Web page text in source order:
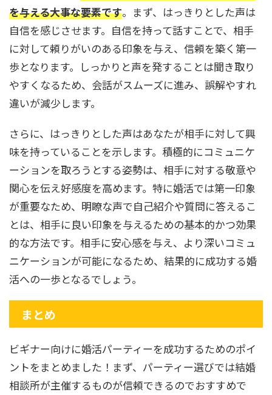
を与える大事な要素です。まず、はっきりとした声は
自信を感じさせます。自信を持って話すことで、相手
に対して頼りがいのある印象を与え、信頼を築く第一
歩となります。しっかりと声を発することは聞き取り
やすくなるため、会話がスムーズに進み、誤解やすれ
違いが減少します。
さらに、はっきりとした声はあなたが相手に対して興
味を持っていることを示します。積極的にコミュニケ
ーションを取ろうとする姿勢は、相手に対する敬意や
関心を伝え好感度を高めます。特に婚活では第一印象
が重要なため、明瞭な声で自己紹介や質問に答えるこ
とは、相手に良い印象を与えるための基本的かつ効果
的な方法です。相手に安心感を与え、より深いコミュ
ニケーションが可能になるため、結果的に成功する婚
活への一歩となるでしょう。
まとめ
ビギナー向けに婚活パーティーを成功するためのポイ
ントをまとめました！まず、パーティー選びでは結婚
相談所が主催するものが信頼できるのでおすすめで